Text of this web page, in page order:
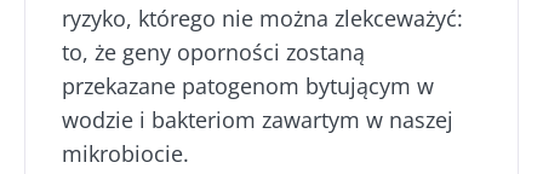
ryzyko, którego nie można zlekceważyć:
to, że geny oporności zostaną
przekazane patogenom bytującym w
wodzie i bakteriom zawartym w naszej
mikrobiocie.